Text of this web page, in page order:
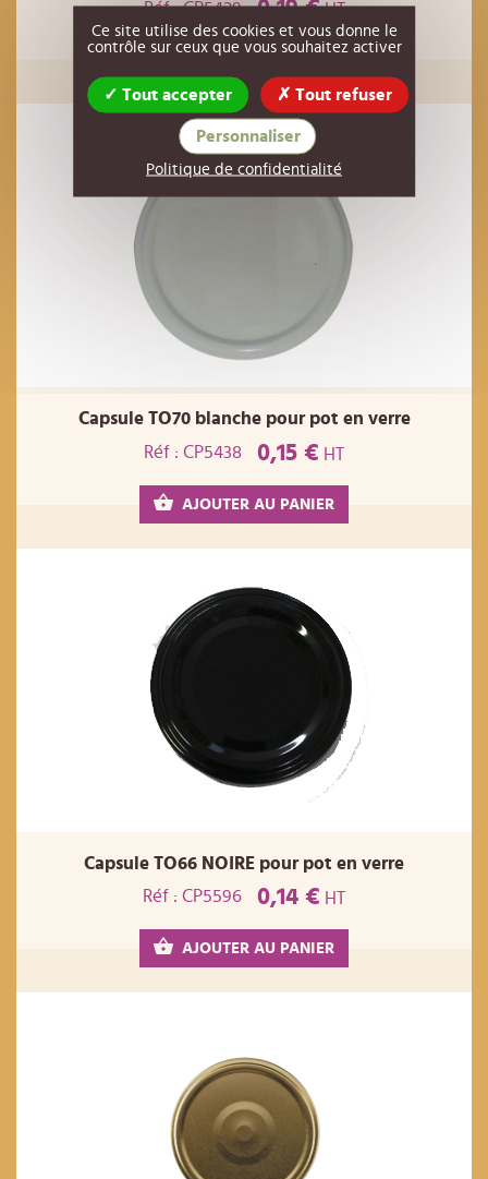
Réf : CP5429 0,19 €HT
AJOUTER AU PANIER
Capsule TO70 blanche pour pot en verre
Réf : CP5438
0,15 € HT
AJOUTER AU PANIER
Capsule TO66 NOIRE pour pot en verre
Réf : CP5596
0,14 € HT
AJOUTER AU PANIER
Ce site utilise des cookies et vous donne le
contrôle sur ceux que vous souhaitez activer
Tout accepter Tout refuser
Personnaliser
Politique de confidentialité